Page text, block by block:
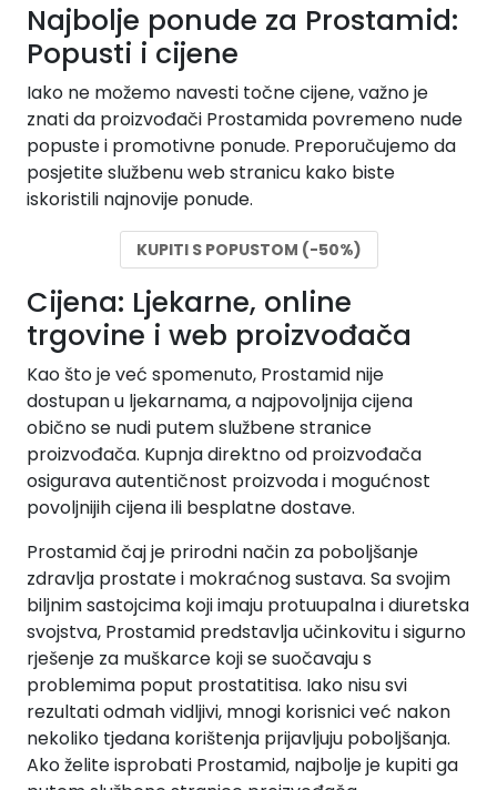
Najbolje ponude za Prostamid:
Popusti i cijene
Iako ne možemo navesti točne cijene, važno je
znati da proizvođači Prostamida povremeno nude
popuste i promotivne ponude. Preporučujemo da
posjetite službenu web stranicu kako biste
iskoristili najnovije ponude.
KUPITI S POPUSTOM (-50%)
Cijena: Ljekarne, online
trgovine i web proizvođača
Kao što je već spomenuto, Prostamid nije
dostupan u ljekarnama, a najpovoljnija cijena
obično se nudi putem službene stranice
proizvođača. Kupnja direktno od proizvođača
osigurava autentičnost proizvoda i mogućnost
povoljnijih cijena ili besplatne dostave.
Prostamid čaj je prirodni način za poboljšanje
zdravlja prostate i mokraćnog sustava. Sa svojim
biljnim sastojcima koji imaju protuupalna i diuretska
svojstva, Prostamid predstavlja učinkovitu i sigurno
rješenje za muškarce koji se suočavaju s
problemima poput prostatitisa. Iako nisu svi
rezultati odmah vidljivi, mnogi korisnici već nakon
nekoliko tjedana korištenja prijavljuju poboljšanja.
Ako želite isprobati Prostamid, najbolje je kupiti ga